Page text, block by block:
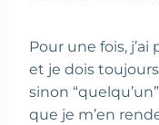
Pour une fois,
et je dois
sinon “quelqu’un”
que je m’en